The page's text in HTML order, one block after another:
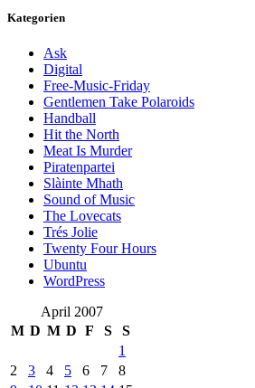
Kategorien
Ask
Digital
Free-Music-Friday
Gentlemen Take Polaroids
Handball
Hit the North
Meat Is Murder
Piratenpartei
Slàinte Mhath
Sound of Music
The Lovecats
Trés Jolie
Twenty Four Hours
Ubuntu
WordPress
April 2007
M D M D F S
S
1
2
3 4 5 6 7
8